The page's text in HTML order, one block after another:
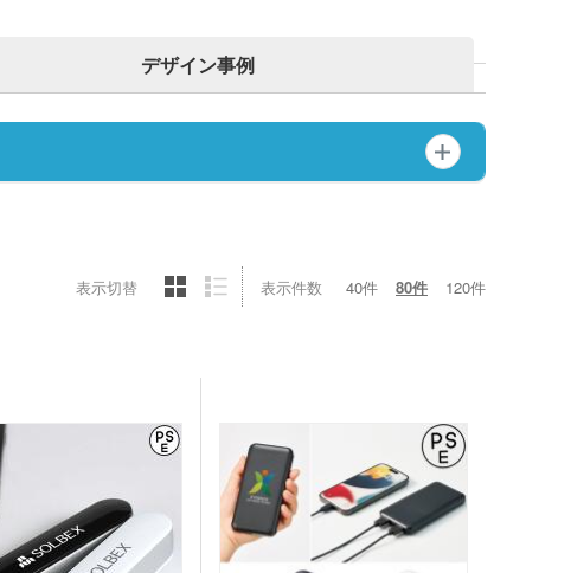
デザイン事例
表示切替 表示件数 40件 80件 120件
オリジナルユニフォーム
フォトフレーム
の他ファイル
シャープペン
消しゴム・修正テープ
木製キーホルダー・ウッド
キーホルダー
記念品 時計
記念品 タオル
オリジナルミニハンカチタ
オル
オリジナルスポーツタオル